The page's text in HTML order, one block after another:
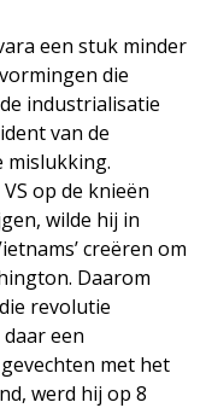
een stuk minder
die
industrialisatie
van de
mislukking.
op de knieën
wilde hij in
creëren om
Daarom
revolutie
een
met het
werd hij op 8